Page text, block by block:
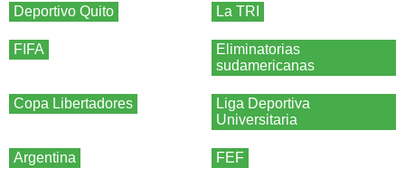
Deportivo Quito La TRI
FIFA
Eliminatorias
sudamericanas
Copa Libertadores
Liga Deportiva
Universitaria
Argentina FEF